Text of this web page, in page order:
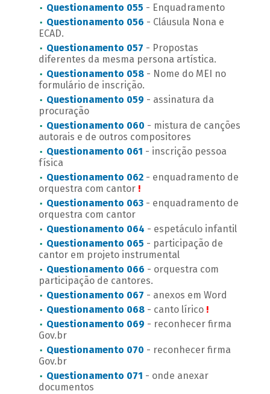
Questionamento 055 - Enquadramento
Questionamento 056 - Cláusula Nona e
ECAD.
Questionamento 057 - Propostas
diferentes da mesma persona artística.
Questionamento 058 - Nome do MEI no
formulário de inscrição.
Questionamento 059 - assinatura da
procuração
Questionamento 060 - mistura de canções
autorais e de outros compositores
Questionamento 061 - inscrição pessoa
física
Questionamento 062 - enquadramento de
orquestra com cantor !
Questionamento 063 - enquadramento de
orquestra com cantor
Questionamento 064 - espetáculo infantil
Questionamento 065 - participação de
cantor em projeto instrumental
Questionamento 066 - orquestra com
participação de cantores.
Questionamento 067 - anexos em Word
Questionamento 068 - canto lírico !
Questionamento 069 - reconhecer firma
Gov.br
Questionamento 070 - reconhecer firma
Gov.br
Questionamento 071 - onde anexar
documentos